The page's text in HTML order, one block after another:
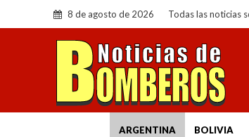
8 de agosto de 2026 Todas las noticias
ARGENTINA BOLIVIA